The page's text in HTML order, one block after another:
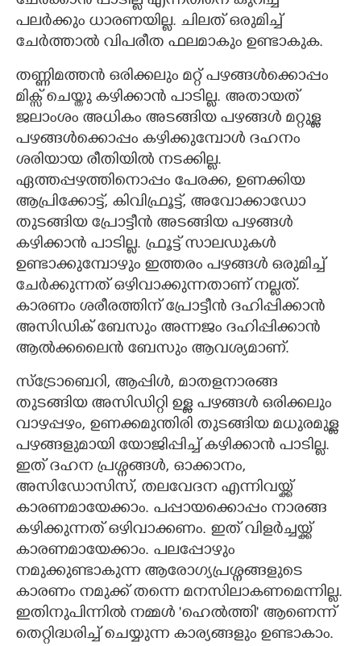
പലർക്കും ധാരണയില്ല. ചിലത് ഒരുമിച്ച്
ചേർത്താൽ വിപരീത ഫലമാകും ഉണ്ടാകുക.
തണ്ണിമത്തൻ ഒരിക്കലും മറ്റ് പഴങ്ങൾക്കൊപ്പം
മിക്സ് ചെയ്തു കഴിക്കാൻ പാടില്ല. അതായത്
ജലാംശം അധികം അടങ്ങിയ പഴങ്ങൾ മറ്റുള്ള
പഴങ്ങൾക്കൊപ്പം കഴിക്കുമ്പോൾ ദഹനം
ശരിയായ രീതിയിൽ നടക്കില്ല.
ഏത്തപ്പഴത്തിനൊപ്പം പേരക്ക, ഉണക്കിയ
ആപ്രിക്കോട്ട്, കിവിഫ്രൂട്ട്, അവോക്കാഡോ
തുടങ്ങിയ പ്രോട്ടീൻ അടങ്ങിയ പഴങ്ങൾ
കഴിക്കാൻ പാടില്ല. ഫ്രൂട്ട് സാലഡുകൾ
ഉണ്ടാക്കുമ്പോഴും ഇത്തരം പഴങ്ങൾ ഒരുമിച്ച്
ചേർക്കുന്നത് ഒഴിവാക്കുന്നതാണ് നല്ലത്.
കാരണം ശരീരത്തിന് പ്രോട്ടീൻ ദഹിപ്പിക്കാൻ
അസിഡിക് ബേസും അന്നജം ദഹിപ്പിക്കാൻ
ആൽക്കലൈൻ ബേസും ആവശ്യമാണ്.
സ്ട്രോബെറി, ആപ്പിൾ, മാതളനാരങ്ങ
തുടങ്ങിയ അസിഡിറ്റി ഉള്ള പഴങ്ങൾ ഒരിക്കലും
വാഴപ്പഴം, ഉണക്കമുന്തിരി തുടങ്ങിയ മധുരമുള്ള
പഴങ്ങളുമായി യോജിപ്പിച്ച് കഴിക്കാൻ പാടില്ല.
ഇത് ദഹന പ്രശ്നങ്ങൾ, ഓക്കാനം,
അസിഡോസിസ്, തലവേദന എന്നിവയ്ക്ക്
കാരണമായേക്കാം. പപ്പായക്കൊപ്പം നാരങ്ങ
കഴിക്കുന്നത് ഒഴിവാക്കണം. ഇത് വിളർച്ചയ്ക്ക്
കാരണമായേക്കാം. പലപ്പോഴും
നമുക്കുണ്ടാകുന്ന ആരോഗ്യപ്രശ്നങ്ങളുടെ
കാരണം നമുക്ക് തന്നെ മനസിലാകണമെന്നില്ല.
ഇതിനുപിന്നിൽ നമ്മൾ 'ഹെൽത്തി' ആണെന്ന്
തെറ്റിദ്ധരിച്ച് ചെയ്യുന്ന കാര്യങ്ങളും ഉണ്ടാകാം.